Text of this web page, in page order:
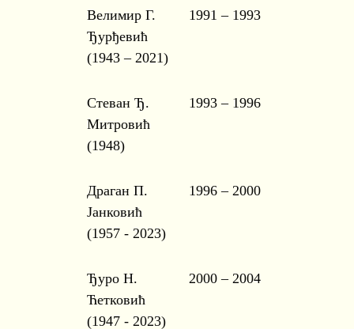
Велимир Г.
Ђурђевић
(1943 – 2021)
1991 – 1993
Стеван Ђ.
Митровић
(1948)
1993 – 1996
Драган П.
Јанковић
(1957 - 2023)
1996 – 2000
Ђуро Н.
Ћетковић
(1947 - 2023)
2000 – 2004